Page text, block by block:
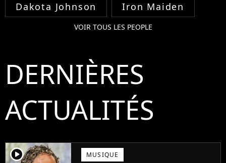
Dakota Johnson Iron Maiden
VOIR TOUS LES PEOPLE
DERNIÈRES
ACTUALITÉS
player2 MUSIQUE